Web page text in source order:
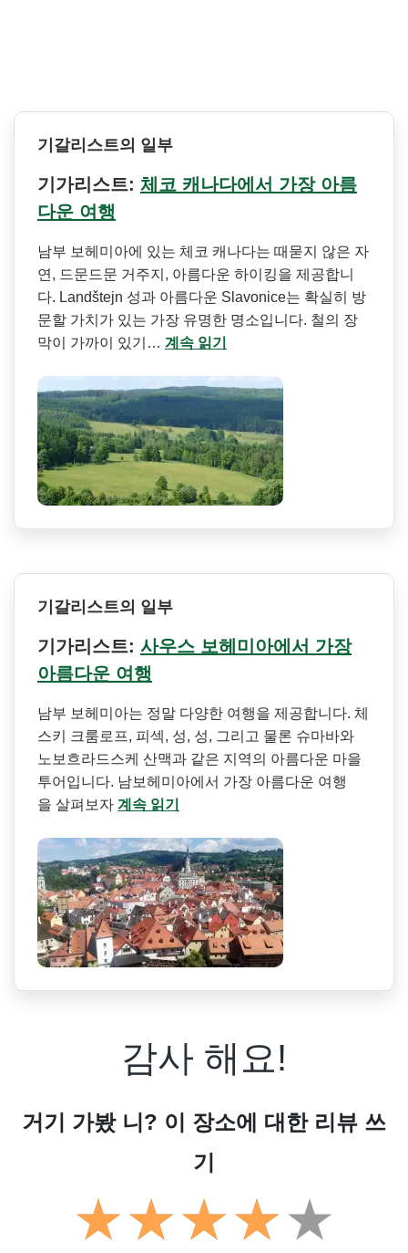
기갈리스트의 일부
기가리스트: 체코 캐나다에서 가장 아름
다운 여행
남부 보헤미아에 있는 체코 캐나다는 때묻지 않은 자
연, 드문드문 거주지, 아름다운 하이킹을 제공합니
다. Landštejn 성과 아름다운 Slavonice는 확실히 방
문할 가치가 있는 가장 유명한 명소입니다. 철의 장
막이 가까이 있기… 계속 읽기
기갈리스트의 일부
기가리스트: 사우스 보헤미아에서 가장
아름다운 여행
남부 보헤미아는 정말 다양한 여행을 제공합니다. 체
스키 크룸로프, 피섹, 성, 성, 그리고 물론 슈마바와
노보흐라드스케 산맥과 같은 지역의 아름다운 마을
투어입니다. 남보헤미아에서 가장 아름다운 여행
을 살펴보자 계속 읽기
감사 해요!
거기 가봤 니? 이 장소에 대한 리뷰 쓰
기